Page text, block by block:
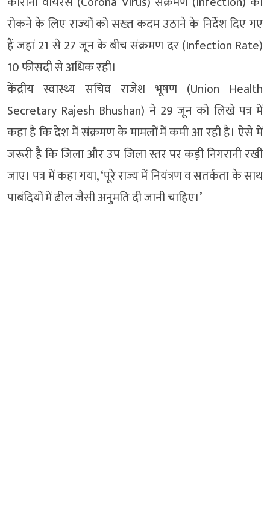
रोकने के लिए राज्‍यों को सख्त कदम उठाने के निर्देश दिए गए
हैं जहां 21 से 27 जून के बीच संक्रमण दर (Infection Rate)
10 फीसदी से अधिक रही।
केंद्रीय स्वास्थ्य सचिव राजेश भूषण (Union Health
Secretary Rajesh Bhushan) ने 29 जून को लिखे पत्र में
कहा है कि देश में संक्रमण के मामलों में कमी आ रही है। ऐसे में
जरूरी है कि जिला और उप जिला स्तर पर कड़ी निगरानी रखी
जाए। पत्र में कहा गया, ‘पूरे राज्य में नियंत्रण व सतर्कता के साथ
पाबंदियों में ढील जैसी अनुमति दी जानी चाहिए।’